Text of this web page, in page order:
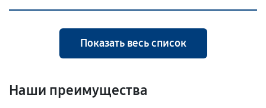
Показать весь список
Наши преимущества